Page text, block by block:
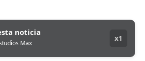
noticia
Max
x1